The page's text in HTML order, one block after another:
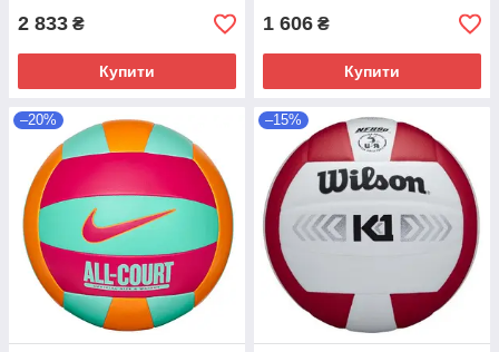
2 833 ₴
Купити
1 606 ₴
Купити
–20% –15%